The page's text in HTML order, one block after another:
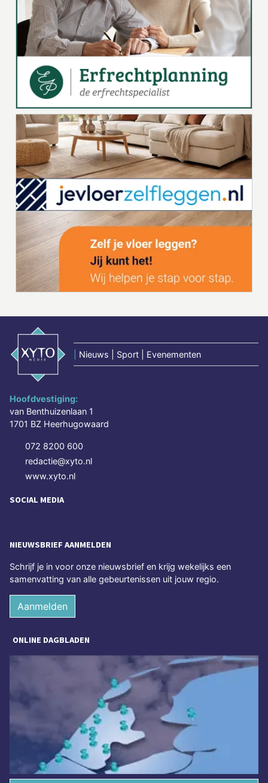
Nieuws | Sport | Evenementen
Hoofdvestiging:
van Benthuizenlaan 1
1701 BZ Heerhugowaard
072 8200 600
redactie@xyto.nl
www.xyto.nl
SOCIAL MEDIA
NIEUWSBRIEF AANMELDEN
Schrijf je in voor onze nieuwsbrief en krijg wekelijks een
samenvatting van alle gebeurtenissen uit jouw regio.
Aanmelden
ONLINE DAGBLADEN